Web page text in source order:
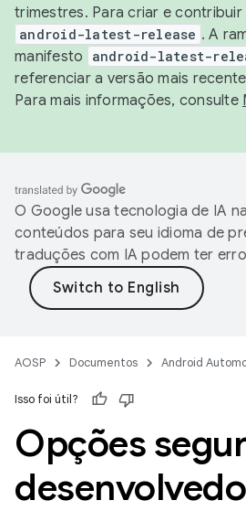
trimestres. Para criar e contribuir
android-latest-release . A
manifesto
android-latest-
referenciar a versão mais
Para mais informações, consulte
O Google usa tecnologia de IA
conteúdos para seu idioma de
traduções com IA podem ter
AOSP Documentos Android
Isso foi útil?
Opções